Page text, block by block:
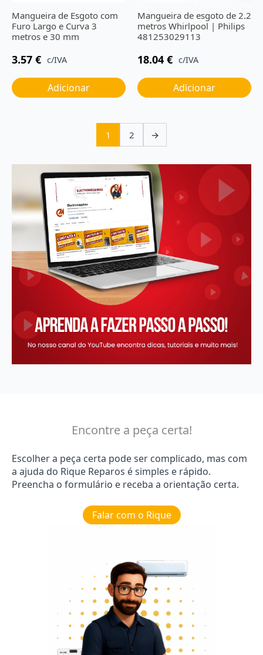
Mangueira de Esgoto com
Furo Largo e Curva 3
metros e 30 mm
3.57 € c/IVA
Adicionar
Mangueira de esgoto de 2.2
metros Whirlpool | Philips
481253029113
18.04 € c/IVA
Adicionar
1 2 →
Encontre a peça certa!
Escolher a peça certa pode ser complicado, mas com
a ajuda do Rique Reparos é simples e rápido.
Preencha o formulário e receba a orientação certa.
Falar com o Rique